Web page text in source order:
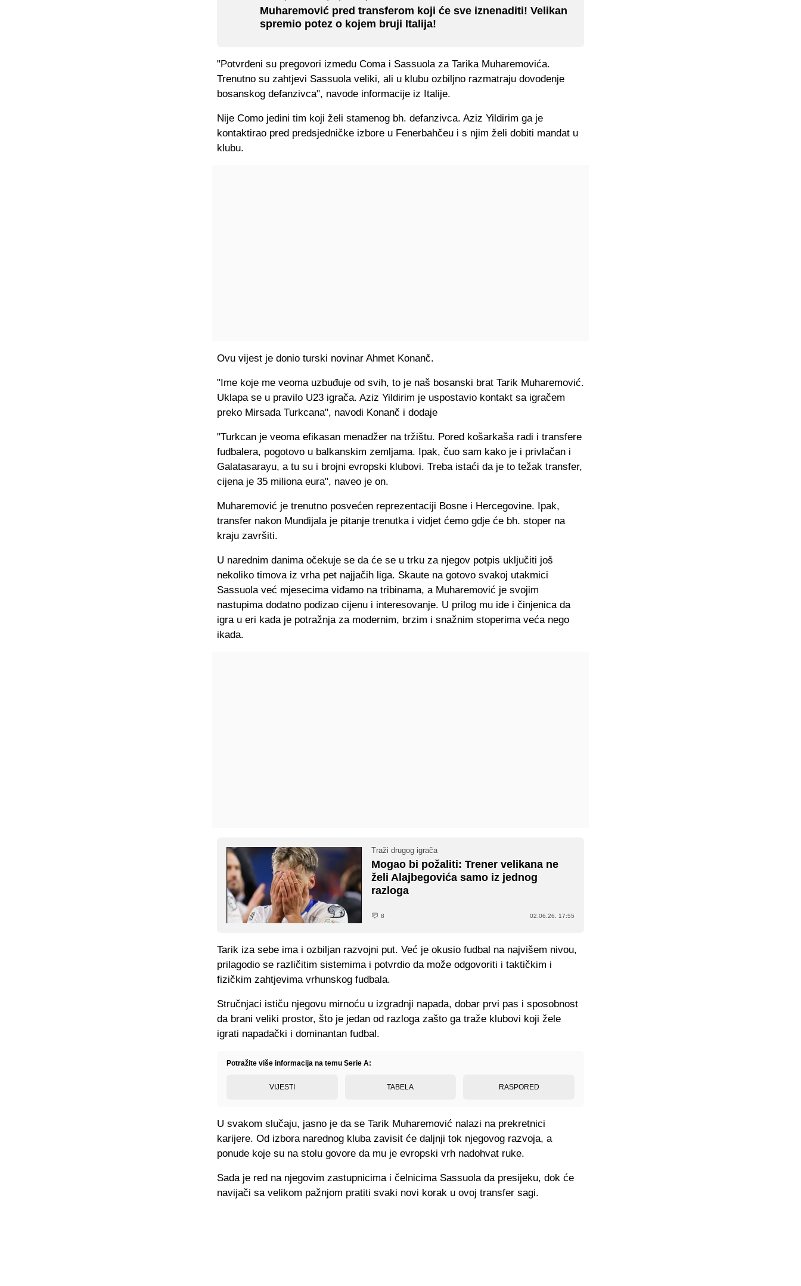
Muharemović pred transferom koji će sve iznenaditi! Velikan
spremio potez o kojem bruji Italija!
"Potvrđeni su pregovori između Coma i Sassuola za Tarika Muharemovića.
Trenutno su zahtjevi Sassuola veliki, ali u klubu ozbiljno razmatraju dovođenje
bosanskog defanzivca", navode informacije iz Italije.
Nije Como jedini tim koji želi stamenog bh. defanzivca. Aziz Yildirim ga je
kontaktirao pred predsjedničke izbore u Fenerbahčeu i s njim želi dobiti mandat u
klubu.
Ovu vijest je donio turski novinar Ahmet Konanč.
"Ime koje me veoma uzbuđuje od svih, to je naš bosanski brat Tarik Muharemović.
Uklapa se u pravilo U23 igrača. Aziz Yildirim je uspostavio kontakt sa igračem
preko Mirsada Turkcana", navodi Konanč i dodaje
"Turkcan je veoma efikasan menadžer na tržištu. Pored košarkaša radi i transfere
fudbalera, pogotovo u balkanskim zemljama. Ipak, čuo sam kako je i privlačan i
Galatasarayu, a tu su i brojni evropski klubovi. Treba istaći da je to težak transfer,
cijena je 35 miliona eura", naveo je on.
Muharemović je trenutno posvećen reprezentaciji Bosne i Hercegovine. Ipak,
transfer nakon Mundijala je pitanje trenutka i vidjet ćemo gdje će bh. stoper na
kraju završiti.
U narednim danima očekuje se da će se u trku za njegov potpis uključiti još
nekoliko timova iz vrha pet najjačih liga. Skaute na gotovo svakoj utakmici
Sassuola već mjesecima viđamo na tribinama, a Muharemović je svojim
nastupima dodatno podizao cijenu i interesovanje. U prilog mu ide i činjenica da
igra u eri kada je potražnja za modernim, brzim i snažnim stoperima veća nego
ikada.
Traži drugog igrača
Mogao bi požaliti: Trener velikana ne
želi Alajbegovića samo iz jednog
razloga
8 02.06.26. 17:55
Tarik iza sebe ima i ozbiljan razvojni put. Već je okusio fudbal na najvišem nivou,
prilagodio se različitim sistemima i potvrdio da može odgovoriti i taktičkim i
fizičkim zahtjevima vrhunskog fudbala.
Stručnjaci ističu njegovu mirnoću u izgradnji napada, dobar prvi pas i sposobnost
da brani veliki prostor, što je jedan od razloga zašto ga traže klubovi koji žele
igrati napadački i dominantan fudbal.
Potražite više informacija na temu Serie A:
VIJESTI TABELA RASPORED
U svakom slučaju, jasno je da se Tarik Muharemović nalazi na prekretnici
karijere. Od izbora narednog kluba zavisit će daljnji tok njegovog razvoja, a
ponude koje su na stolu govore da mu je evropski vrh nadohvat ruke.
Sada je red na njegovim zastupnicima i čelnicima Sassuola da presijeku, dok će
navijači sa velikom pažnjom pratiti svaki novi korak u ovoj transfer sagi.